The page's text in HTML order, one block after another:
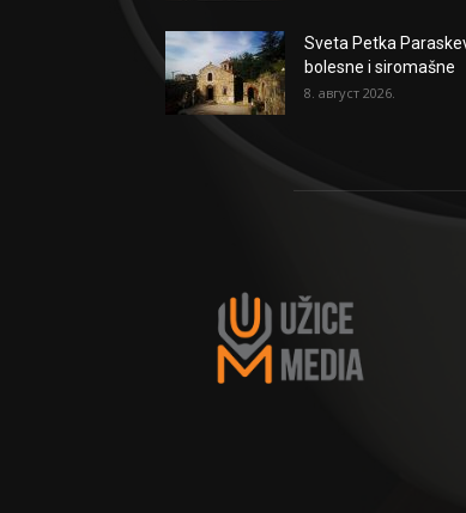
Sveta Petka
bolesne i siromašne
8. август 2026.